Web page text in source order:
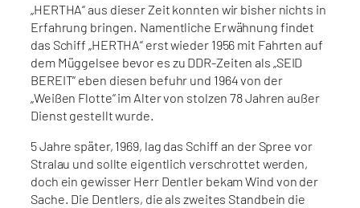
„HERTHA“ aus dieser Zeit konnten wir bisher nichts in
Erfahrung bringen. Namentliche Erwähnung findet
das Schiff „HERTHA“ erst wieder 1956 mit Fahrten auf
dem Müggelsee bevor es zu DDR-Zeiten als „SEID
BEREIT“ eben diesen befuhr und 1964 von der
„Weißen Flotte“ im Alter von stolzen 78 Jahren außer
Dienst gestellt wurde.
5 Jahre später, 1969, lag das Schiff an der Spree vor
Stralau und sollte eigentlich verschrottet werden,
doch ein gewisser Herr Dentler bekam Wind von der
Sache. Die Dentlers, die als zweites Standbein die